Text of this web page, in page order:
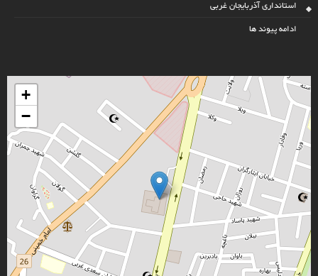
استانداری آذربایجان غربی
ادامه پیوند ها
+
−